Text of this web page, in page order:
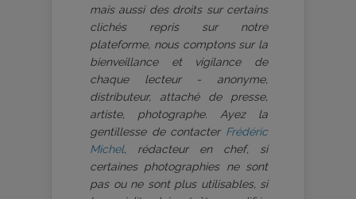
mais aussi des droits sur certains
clichés repris sur notre
plateforme, nous comptons sur la
bienveillance et vigilance de
chaque lecteur - anonyme,
distributeur, attaché de presse,
artiste, photographe. Ayez la
gentillesse de contacter Frédéric
Michel, rédacteur en chef, si
certaines photographies ne sont
pas ou ne sont plus utilisables, si